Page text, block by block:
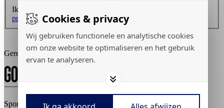
Cookies & privacy
Wij gebruiken functionele en analytische cookies
om onze website te optimaliseren en het gebruik
ervan te analyseren.
Ik ontvang graag de nieuwsbrief en ga akkoord met de
privacyverklaring.
Inschrijven
Gerealiseerd door:
Sport Knowhow XL © 2026